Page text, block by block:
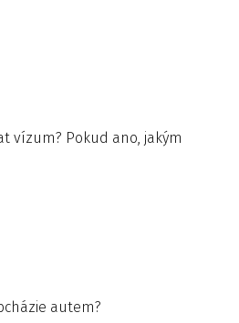
vízum? Pokud ano, jakým
autem?